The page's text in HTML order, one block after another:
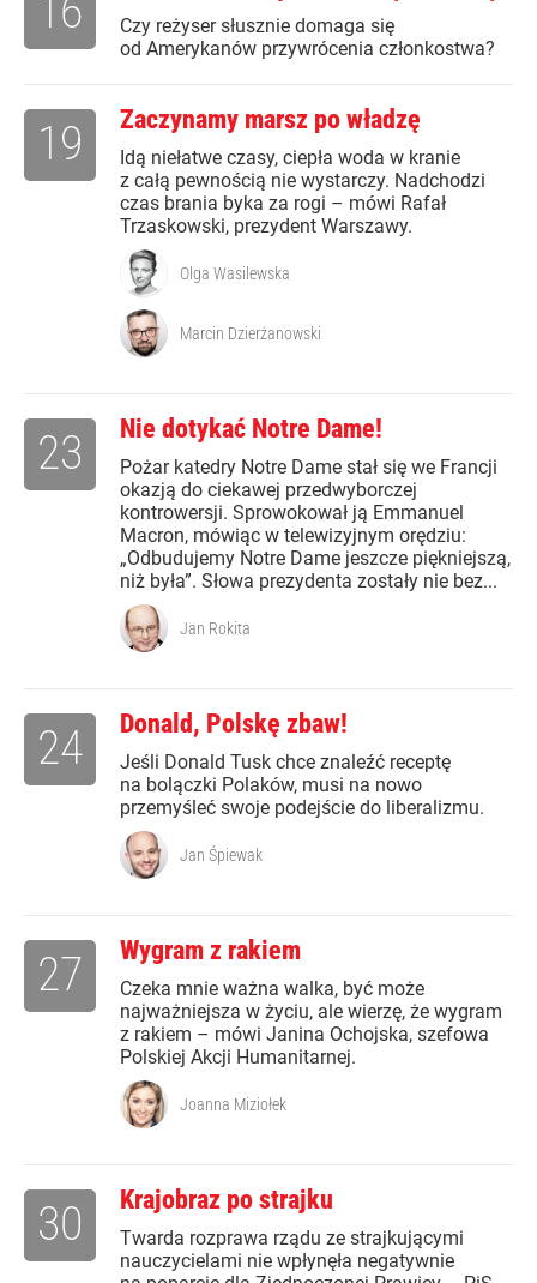
Czy reżyser słusznie domaga się
od Amerykanów przywrócenia członkostwa?
16
Zaczynamy marsz po władzę
Idą niełatwe czasy, ciepła woda w kranie
z całą pewnością nie wystarczy. Nadchodzi
czas brania byka za rogi – mówi Rafał
Trzaskowski, prezydent Warszawy.
19
Olga Wasilewska
Marcin Dzierżanowski
Nie dotykać Notre Dame!
Pożar katedry Notre Dame stał się we Francji
okazją do ciekawej przedwyborczej
kontrowersji. Sprowokował ją Emmanuel
Macron, mówiąc w telewizyjnym orędziu:
„Odbudujemy Notre Dame jeszcze piękniejszą,
niż była”. Słowa prezydenta zostały nie bez...
23
Jan Rokita
Donald, Polskę zbaw!
Jeśli Donald Tusk chce znaleźć receptę
na bolączki Polaków, musi na nowo
przemyśleć swoje podejście do liberalizmu.
24
Jan Śpiewak
Wygram z rakiem
Czeka mnie ważna walka, być może
najważniejsza w życiu, ale wierzę, że wygram
z rakiem – mówi Janina Ochojska, szefowa
Polskiej Akcji Humanitarnej.
27
Joanna Miziołek
Krajobraz po strajku
Twarda rozprawa rządu ze strajkującymi
nauczycielami nie wpłynęła negatywnie
30